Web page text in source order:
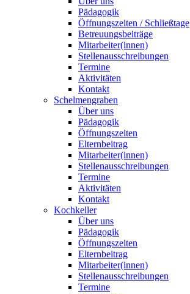
Pädagogik
Öffnungszeiten / Schließtage
Betreuungsbeiträge
Mitarbeiter(innen)
Stellenausschreibungen
Termine
Aktivitäten
Kontakt
Schelmengraben
Über uns
Pädagogik
Öffnungszeiten
Elternbeitrag
Mitarbeiter(innen)
Stellenausschreibungen
Termine
Aktivitäten
Kontakt
Kochkeller
Über uns
Pädagogik
Öffnungszeiten
Elternbeitrag
Mitarbeiter(innen)
Stellenausschreibungen
Termine